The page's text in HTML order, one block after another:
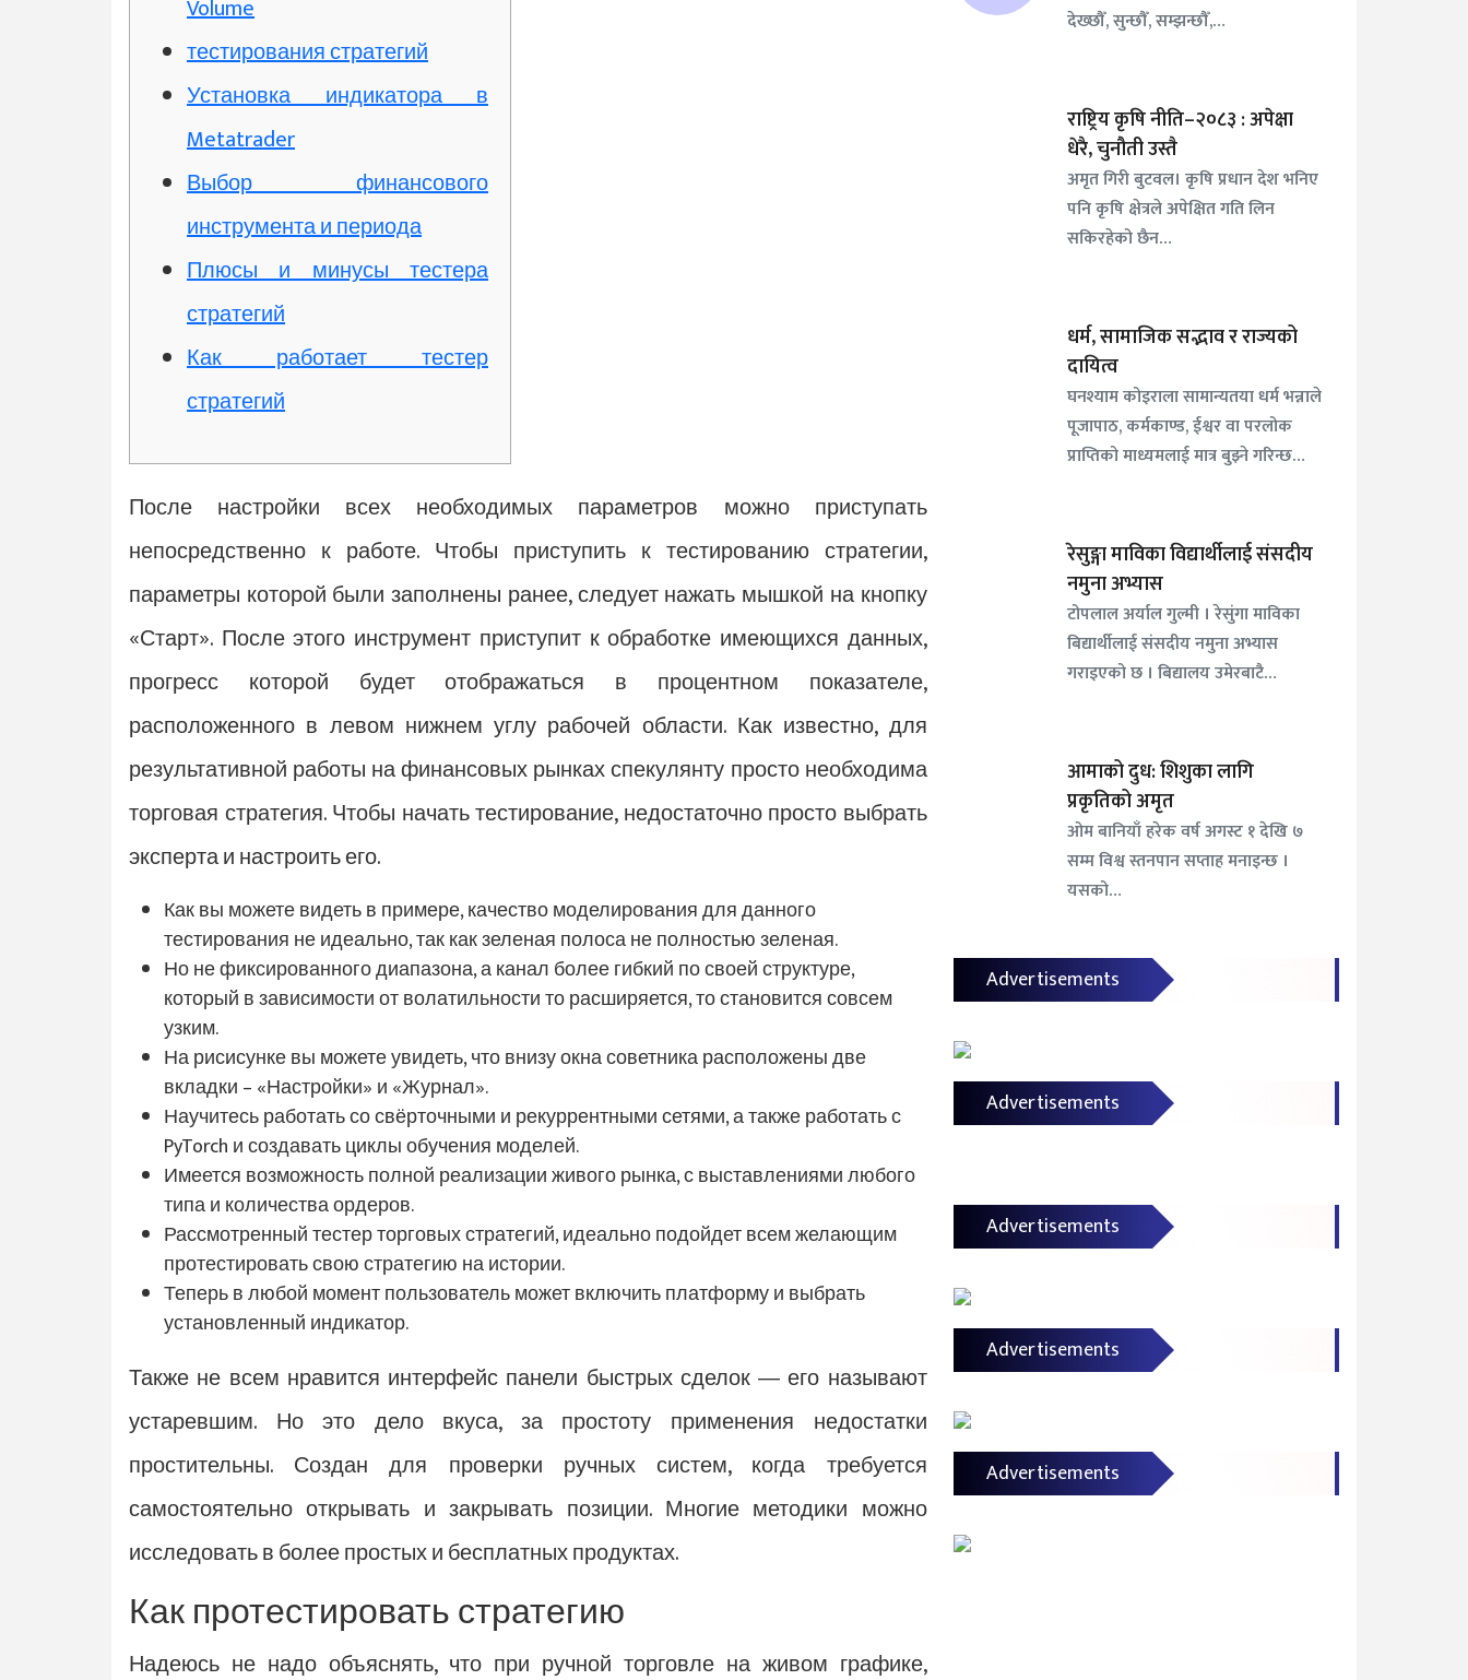
Volume
тестирования стратегий
Установка индикатора в
Metatrader
Выбор финансового
инструмента и периода
Плюсы и минусы тестера
стратегий
Как работает тестер
стратегий
После настройки всех необходимых параметров можно приступать
непосредственно к работе. Чтобы приступить к тестированию стратегии,
параметры которой были заполнены ранее, следует нажать мышкой на кнопку
«Старт». После этого инструмент приступит к обработке имеющихся данных,
прогресс которой будет отображаться в процентном показателе,
расположенного в левом нижнем углу рабочей области. Как известно, для
результативной работы на финансовых рынках спекулянту просто необходима
торговая стратегия. Чтобы начать тестирование, недостаточно просто выбрать
эксперта и настроить его.
Как вы можете видеть в примере, качество моделирования для данного
тестирования не идеально, так как зеленая полоса не полностью зеленая.
Но не фиксированного диапазона, а канал более гибкий по своей структуре,
который в зависимости от волатильности то расширяется, то становится совсем
узким.
На рисисунке вы можете увидеть, что внизу окна советника расположены две
вкладки – «Настройки» и «Журнал».
Научитесь работать со свёрточными и рекуррентными сетями, а также работать с
PyTorch и создавать циклы обучения моделей.
Имеется возможность полной реализации живого рынка, с выставлениями любого
типа и количества ордеров.
Рассмотренный тестер торговых стратегий, идеально подойдет всем желающим
протестировать свою стратегию на истории.
Теперь в любой момент пользователь может включить платформу и выбрать
установленный индикатор.
Также не всем нравится интерфейс панели быстрых сделок ― его называют
устаревшим. Но это дело вкуса, за простоту применения недостатки
простительны. Создан для проверки ручных систем, когда требуется
самостоятельно открывать и закрывать позиции. Многие методики можно
исследовать в более простых и бесплатных продуктах.
Как протестировать стратегию
Надеюсь не надо объяснять, что при ручной торговле на живом графике,
देख्छौँ, सुन्छौँ, सम्झन्छौँ,…
राष्ट्रिय कृषि नीति–२०८३ : अपेक्षा
धेरै, चुनौती उस्तै
अमृत गिरी बुटवल। कृषि प्रधान देश भनिए
पनि कृषि क्षेत्रले अपेक्षित गति लिन
सकिरहेको छैन…
धर्म, सामाजिक सद्भाव र राज्यको
दायित्व
घनश्याम कोइराला सामान्यतया धर्म भन्नाले
पूजापाठ, कर्मकाण्ड, ईश्वर वा परलोक
प्राप्तिको माध्यमलाई मात्र बुझ्ने गरिन्छ…
रेसुङ्गा माविका विद्यार्थीलाई संसदीय
नमुना अभ्यास
टोपलाल अर्याल गुल्मी । रेसुंगा माविका
बिद्यार्थीलाई संसदीय नमुना अभ्यास
गराइएको छ । बिद्यालय उमेरबाटै…
आमाको दुध: शिशुका लागि
प्रकृतिको अमृत
ओम बानियाँ हरेक वर्ष अगस्ट १ देखि ७
सम्म विश्व स्तनपान सप्ताह मनाइन्छ ।
यसको…
Advertisements
Advertisements
Advertisements
Advertisements
Advertisements